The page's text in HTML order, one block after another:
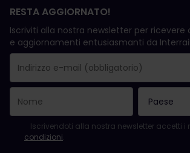
RESTA AGGIORNATO!
Iscriviti alla nostra newsletter per ricevere
e aggiornamenti entusiasmanti da
La registrazione è avvenuta con successo.
Il campo "Indirizzo e-mail" è obbligatorio.
L'indirizzo e-mail non è valido.
Si è verificato un errore durante
Sei già iscritto a questa newsletter!
Per iscriversi alla newsletter, accettare i
Iscrivendoti alla nostra newsletter accetti i
condizioni.